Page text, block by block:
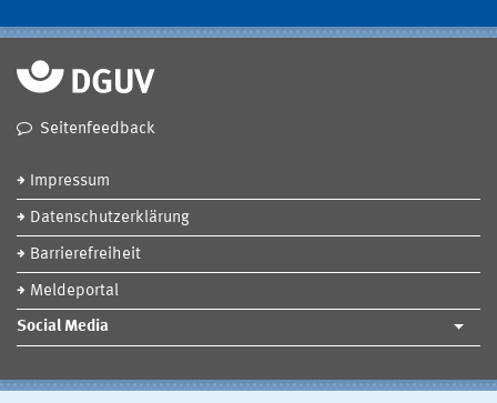
Seitenfeedback
Impressum
Datenschutzerklärung
Barrierefreiheit
Meldeportal
Social Media